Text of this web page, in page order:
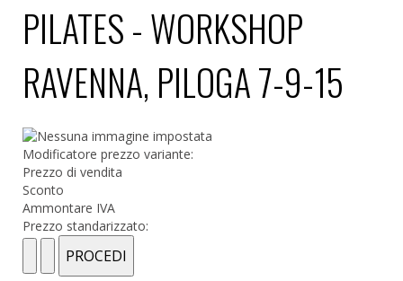
PILATES - WORKSHOP
RAVENNA, PILOGA 7-9-15
Modificatore prezzo variante:
Prezzo di vendita
Sconto
Ammontare IVA
Prezzo standarizzato: